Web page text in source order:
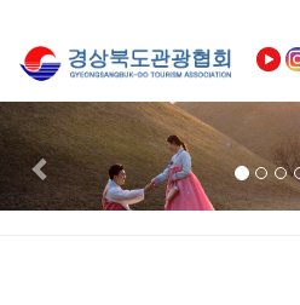
Previous